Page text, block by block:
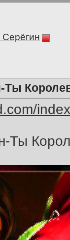
Серёгин
Ты
Ты